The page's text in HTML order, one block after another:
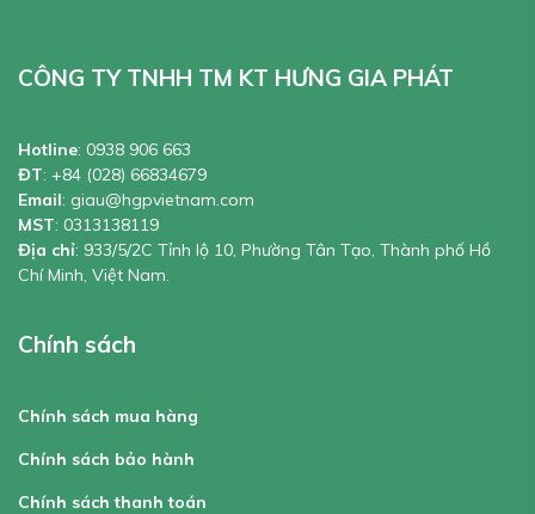
CÔNG TY TNHH TM KT HƯNG GIA PHÁT
Hotline: 0938 906 663
ĐT: +84 (028) 66834679
Email: giau@hgpvietnam.com
MST: 0313138119
Địa chỉ: 933/5/2C Tỉnh lộ 10, Phường Tân Tạo, Thành phố Hồ
Chí Minh, Việt Nam.
Chính sách
Chính sách mua hàng
Chính sách bảo hành
Chính sách thanh toán